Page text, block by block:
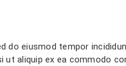
eiusmod tempor
aliquip ex ea commodo